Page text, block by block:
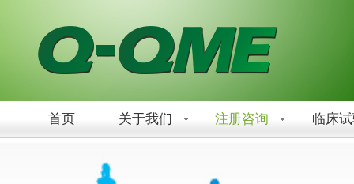
首页 关于我们 注册咨询 临床